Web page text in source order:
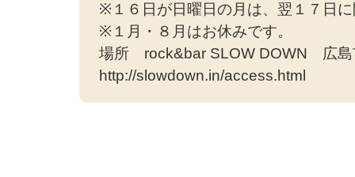
※１６日が日曜日の月は、翌１７日
※１月・８月はお休みです。
場所 rock&bar SLOW DOWN 広島
http://slowdown.in/access.html